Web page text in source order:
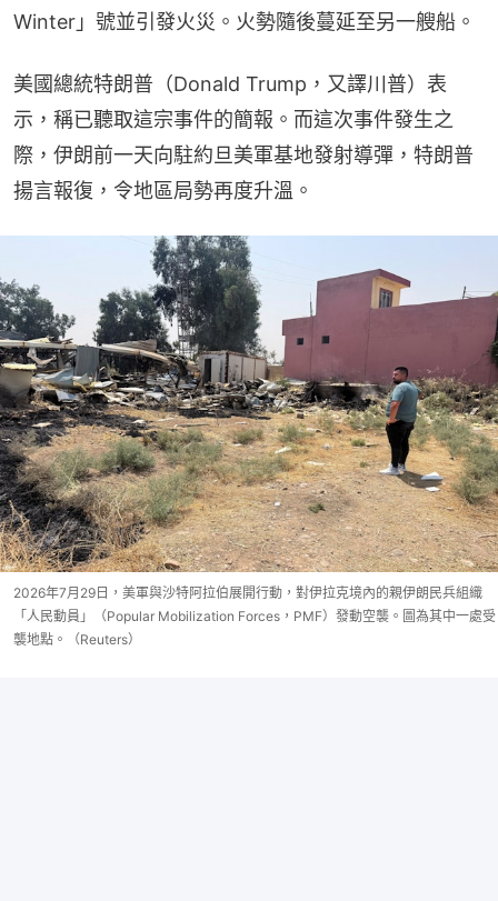
Winter」號並引發火災。火勢隨後蔓延至另一艘船。
美國總統特朗普（Donald Trump，又譯川普）表
示，稱已聽取這宗事件的簡報。而這次事件發生之
際，伊朗前一天向駐約旦美軍基地發射導彈，特朗普
揚言報復，令地區局勢再度升溫。
2026年7月29日，美軍與沙特阿拉伯展開行動，對伊拉克境內的親伊朗民兵組織
「人民動員」（Popular Mobilization Forces，PMF）發動空襲。圖為其中一處受
襲地點。（Reuters）